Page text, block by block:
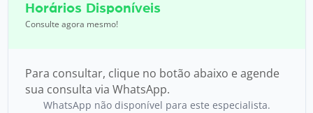
Horários Disponíveis
Consulte agora mesmo!
Para consultar, clique no botão abaixo e agende
sua consulta via WhatsApp.
WhatsApp não disponível para este especialista.